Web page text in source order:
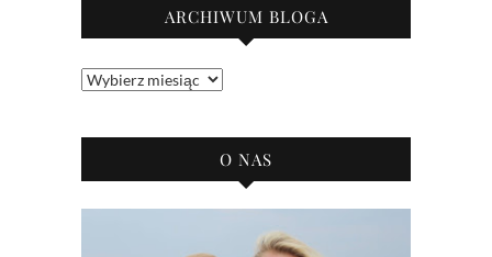
ARCHIWUM BLOGA
Archiwum
O NAS